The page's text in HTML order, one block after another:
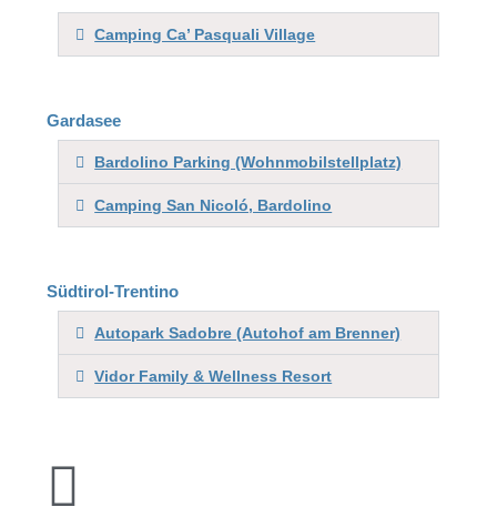
Camping Ca’ Pasquali Village
Gardasee
Bardolino Parking (Wohnmobilstellplatz)
Camping San Nicoló, Bardolino
Südtirol-Trentino
Autopark Sadobre (Autohof am Brenner)
Vidor Family & Wellness Resort